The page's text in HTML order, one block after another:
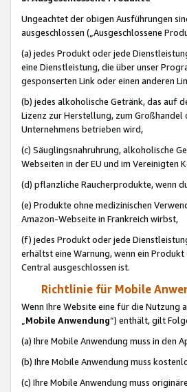
Ungeachtet der obigen Ausführungen
ausgeschlossen („Ausgeschlossene
(a) jedes Produkt oder jede
eine Dienstleistung, die über unser
gesponserten Link oder einen anderen
(b) jedes alkoholische Getränk, das auf
Lizenz zur Herstellung, zum
Unternehmens betrieben wird,
(c) Säuglingsnahruhrung, alkoholische
Webseiten in der EU und im Vereinigten
(d) pflanzliche Raucherprodukte, wenn
(e) Produkte ohne medizinischen
Amazon-Webseite in Frankreich wirbst,
(f) jedes Produkt oder jede
erhältst eine Warnung, wenn ein
Central ausgeschlossen ist.
Richtlinie für Mobile
Wenn Ihre Website eine für die
„Mobile Anwendung“) enthält, gilt
(a) Ihre Mobile Anwendung muss in den
(b) Ihre Mobile Anwendung muss
(c) Ihre Mobile Anwendung muss